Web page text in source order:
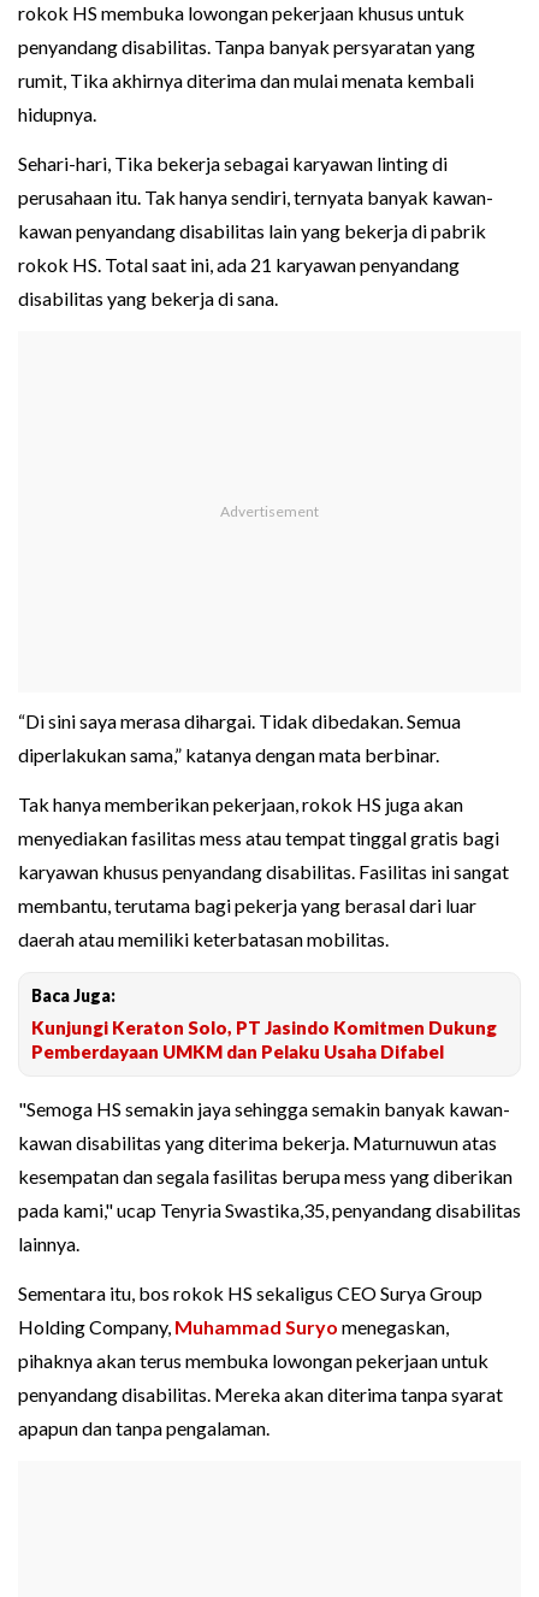
rokok HS membuka lowongan pekerjaan khusus untuk
penyandang disabilitas. Tanpa banyak persyaratan yang
rumit, Tika akhirnya diterima dan mulai menata kembali
hidupnya.
Sehari-hari, Tika bekerja sebagai karyawan linting di
perusahaan itu. Tak hanya sendiri, ternyata banyak kawan-
kawan penyandang disabilitas lain yang bekerja di pabrik
rokok HS. Total saat ini, ada 21 karyawan penyandang
disabilitas yang bekerja di sana.
“Di sini saya merasa dihargai. Tidak dibedakan. Semua
diperlakukan sama,” katanya dengan mata berbinar.
Tak hanya memberikan pekerjaan, rokok HS juga akan
menyediakan fasilitas mess atau tempat tinggal gratis bagi
karyawan khusus penyandang disabilitas. Fasilitas ini sangat
membantu, terutama bagi pekerja yang berasal dari luar
daerah atau memiliki keterbatasan mobilitas.
Baca Juga:
Kunjungi Keraton Solo, PT Jasindo Komitmen Dukung
Pemberdayaan UMKM dan Pelaku Usaha Difabel
"Semoga HS semakin jaya sehingga semakin banyak kawan-
kawan disabilitas yang diterima bekerja. Maturnuwun atas
kesempatan dan segala fasilitas berupa mess yang diberikan
pada kami," ucap Tenyria Swastika,35, penyandang disabilitas
lainnya.
Sementara itu, bos rokok HS sekaligus CEO Surya Group
Holding Company, Muhammad Suryo menegaskan,
pihaknya akan terus membuka lowongan pekerjaan untuk
penyandang disabilitas. Mereka akan diterima tanpa syarat
apapun dan tanpa pengalaman.